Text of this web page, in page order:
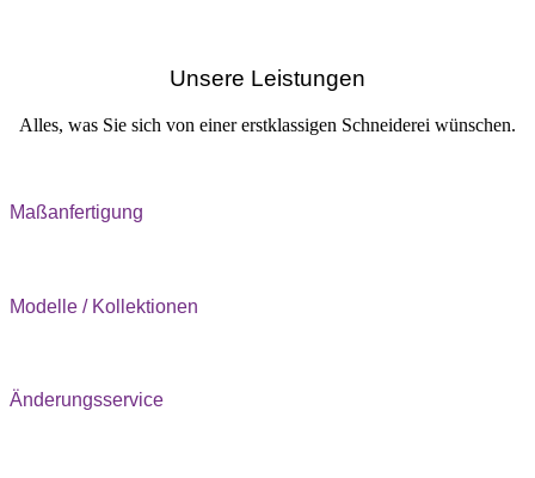
Unsere Leistungen
Alles, was Sie sich von einer erstklassigen Schneiderei wünschen.
Maßanfertigung
Modelle / Kollektionen
Änderungsservice